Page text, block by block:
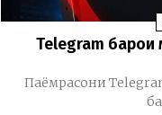
Telegram барои
Паёмрасони